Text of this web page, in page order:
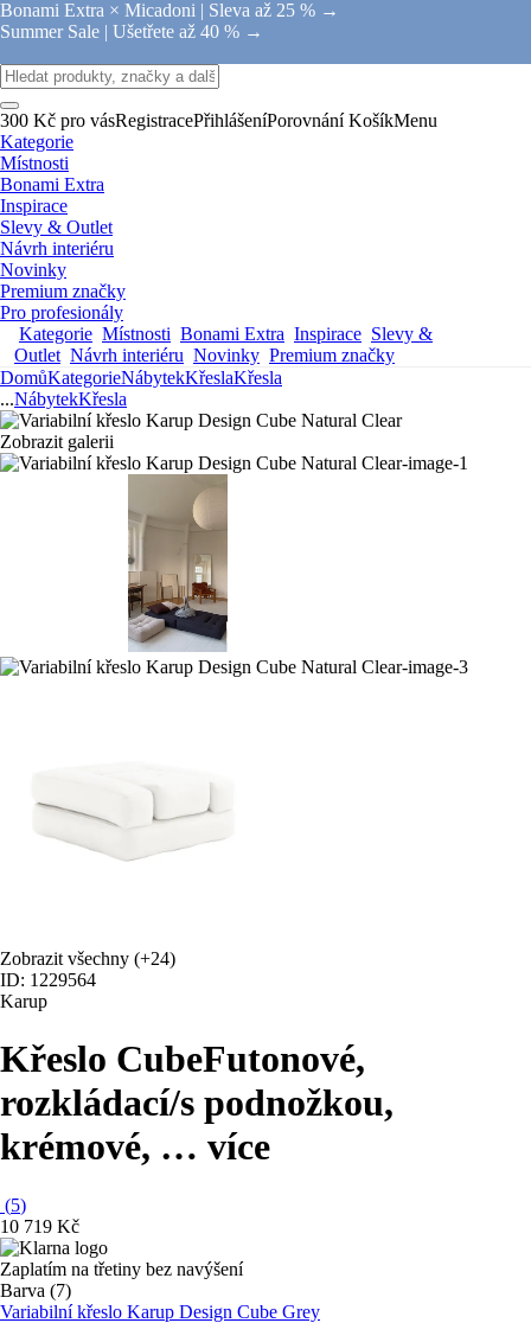
Bonami Extra × Micadoni | Sleva až 25 % →
Summer Sale | Ušetřete až 40 % →
300 Kč pro vásRegistracePřihlášeníPorovnání KošíkMenu
Kategorie
Místnosti
Bonami Extra
Inspirace
Slevy & Outlet
Návrh interiéru
Novinky
Premium značky
Pro profesionály
Kategorie Místnosti Bonami Extra Inspirace Slevy &
Outlet Návrh interiéru Novinky Premium značky
DomůKategorieNábytekKřeslaKřesla
...NábytekKřesla
Zobrazit galerii
Zobrazit všechny (+24)
ID: 1229564
Karup
Křeslo CubeFutonové,
rozkládací/s podnožkou,
krémové, … více
(5)
10 719 Kč
Zaplatím na třetiny bez navýšení
Barva (7)
Variabilní křeslo Karup Design Cube Grey